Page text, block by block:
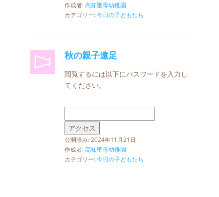
作成者:高知聖母幼稚園
カテゴリー:今日の子どもたち
秋の親子遠足
閲覧するには以下にパスワードを入力し
てください。
公開済み: 2024年11月21日
作成者:高知聖母幼稚園
カテゴリー:今日の子どもたち